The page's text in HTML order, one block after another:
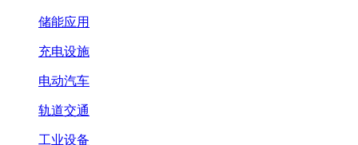
储能应用
充电设施
电动汽车
轨道交通
工业设备